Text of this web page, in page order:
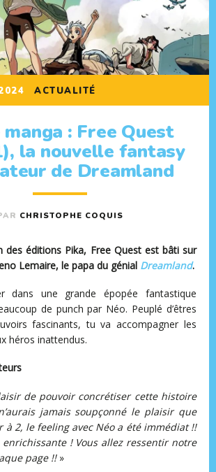
ACTUALITÉ
: Free Quest
la nouvelle fantasy
de Dreamland
CHRISTOPHE COQUIS
des éditions Pika, Free Quest est bâti sur
Lemaire, le papa du génial Dreamland.
dans une grande épopée fantastique
de punch par Néo. Peuplé d’êtres
fascinants, tu va accompagner les
héros inattendus.
de pouvoir concrétiser cette histoire
jamais soupçonné le plaisir que
à 2, le feeling avec Néo a été immédiat !!
! Vous allez ressentir notre
page !!»